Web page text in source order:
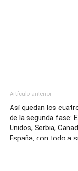
Artículo anterior
Así quedan los
de la segunda fase:
Unidos, Serbia,
España, con todo a